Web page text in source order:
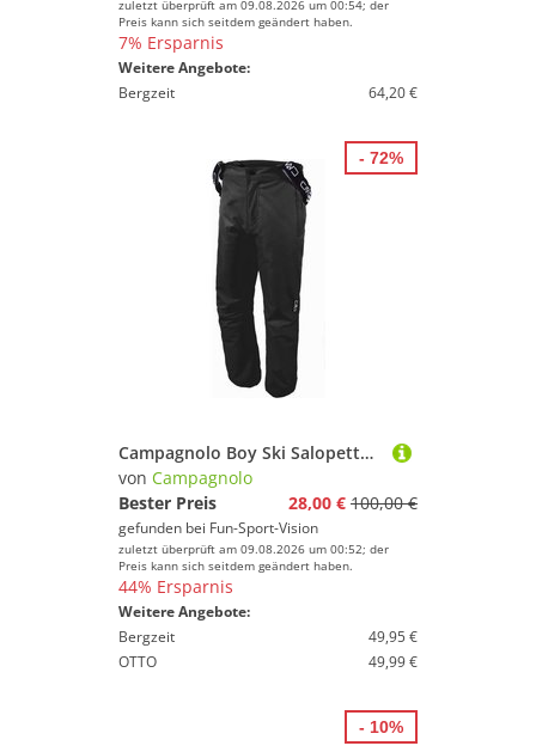
zuletzt überprüft am 09.08.2026 um 00:54; der
Preis kann sich seitdem geändert haben.
7% Ersparnis
Weitere Angebote:
Bergzeit
64,20 €
Campagnolo Boy Ski Salopette Kinder-Skihose Nero
von Campagnolo
Bester Preis
28,00 € 100,00 €
gefunden bei Fun-Sport-Vision
zuletzt überprüft am 09.08.2026 um 00:52; der
Preis kann sich seitdem geändert haben.
44% Ersparnis
Weitere Angebote:
Bergzeit
49,95 €
OTTO
49,99 €
- 72%
- 10%